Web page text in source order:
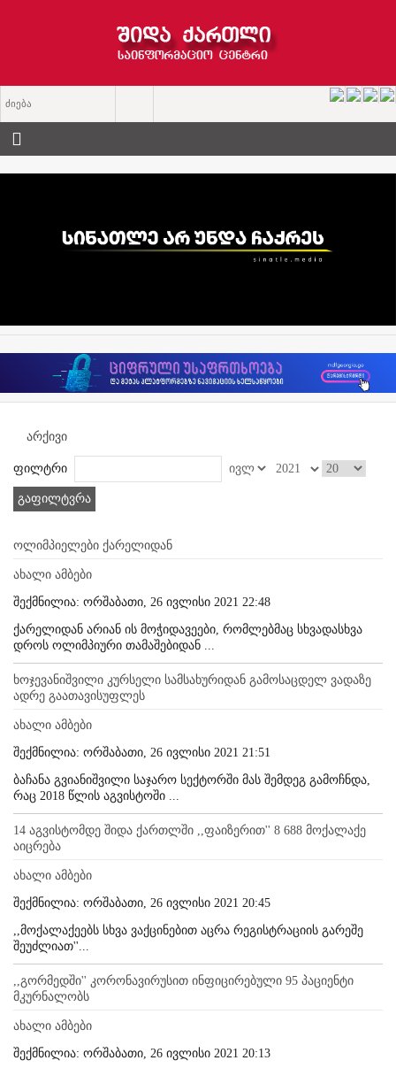
არქივი
ფილტრი
გაფილტვრა
ოლიმპიელები ქარელიდან
ახალი ამბები
შექმნილია: ორშაბათი, 26 ივლისი 2021 22:48
ქარელიდან არიან ის მოჭიდავეები, რომლებმაც სხვადასხვა
დროს ოლიმპიური თამაშებიდან ...
ხოჯევანიშვილი კურსელი სამსახურიდან გამოსაცდელ ვადაზე
ადრე გაათავისუფლეს
ახალი ამბები
შექმნილია: ორშაბათი, 26 ივლისი 2021 21:51
ბაჩანა გვიანიშვილი საჯარო სექტორში მას შემდეგ გამოჩნდა,
რაც 2018 წლის აგვისტოში ...
14 აგვისტომდე შიდა ქართლში ,,ფაიზერით'' 8 688 მოქალაქე
აიცრება
ახალი ამბები
შექმნილია: ორშაბათი, 26 ივლისი 2021 20:45
,,მოქალაქეებს სხვა ვაქცინებით აცრა რეგისტრაციის გარეშე
შეუძლიათ''...
,,გორმედში'' კორონავირუსით ინფიცირებული 95 პაციენტი
მკურნალობს
ახალი ამბები
შექმნილია: ორშაბათი, 26 ივლისი 2021 20:13